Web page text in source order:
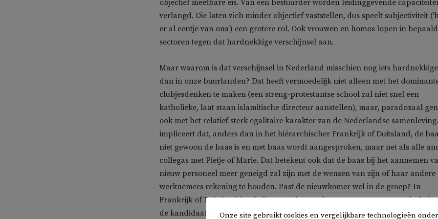
objectief meetbare eis. Van een bestuurder worden leidinggevende
verlangd. Die laten zich minder objectief vaststellen, dus speelt subjectiviteit
er al eentje van ons’) een grotere rol. Ook vrouwen en homos lopen in
sectoren tegen dat hardnekkige verschijnsel aan.
Maar waarom is dat verschijnsel in Nederland misschien nog iets
dan in onze buurlanden? Dat heeft vermoedelijk niet alleen met het
clubjesdenken te maken (een streng-protestantse school zal niet snel een
katholieke, laat staan islamitische directeur aanstellen), maar, paradoxaal
ook met het relatief sterk egalitaire karakter van de Nederlandse
impliceert dat, anders dan in het hiërarchischer Frankrijk of Duitsland, de
niet gewoon de baas is en met baas wordt aangesproken, maar net als alle
collegas met Pietje of Marie. Dat betekent ook dat de baas bij het aannemen
nieuw personeel meer geneigd zal zijn met de wensen van zijn of haar andere
werknemers rekening te houden. Past de nieuwkomer wel in de groep? In
Frankrijk of Duitsland heeft die groep het eerder maar te accepteren als de
de kandidaat met de beste papieren aanneemt; in Nederland is dat minder het
Onze site gebruikt cookies en vergelijkbare technologieën onder